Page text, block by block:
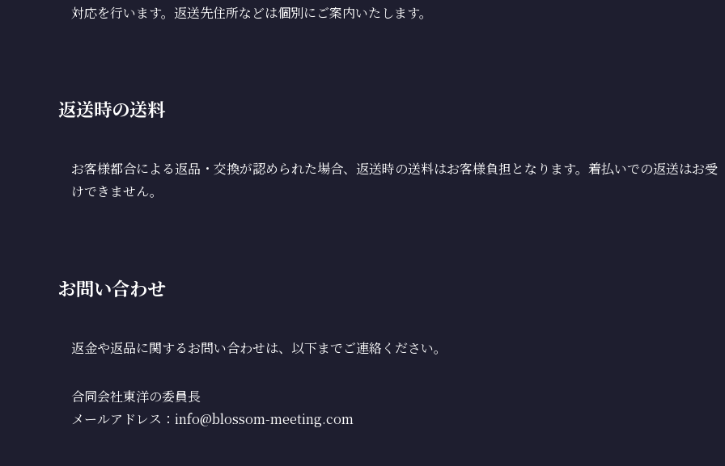
対応を行います。返送先住所などは個別にご案内いたします。
返送時の送料
お客様都合による返品・交換が認められた場合、返送時の送料はお客様負担となります。着払いでの返送はお受
けできません。
お問い合わせ
返金や返品に関するお問い合わせは、以下までご連絡ください。
合同会社東洋の委員長
メールアドレス：info@blossom-meeting.com